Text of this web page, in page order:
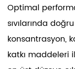
Optimal
sıvılarında
konsantrasyon,
katkı maddeleri